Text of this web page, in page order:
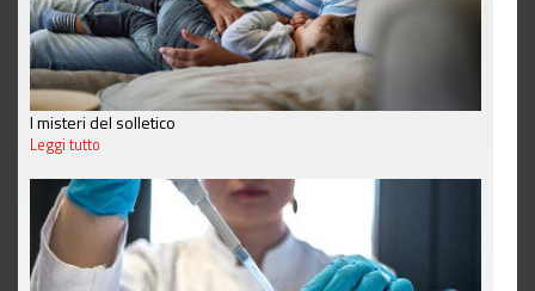
I misteri del solletico
Leggi tutto